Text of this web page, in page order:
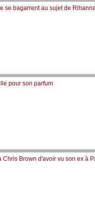
se bagarrent au sujet de
pour son parfum
Chris Brown d'avoir vu son ex à